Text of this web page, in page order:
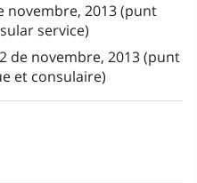
novembre, 2013 (punt
service)
de novembre, 2013 (punt
et consulaire)